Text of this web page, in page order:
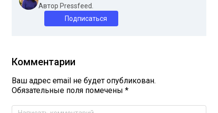
Автор Pressfeed.
Подписаться
Комментарии
Ваш адрес email не будет опубликован.
Обязательные поля помечены *